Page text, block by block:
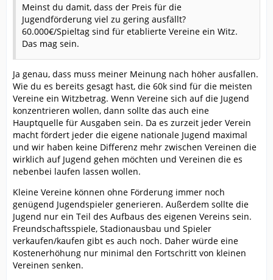
Meinst du damit, dass der Preis für die
Jugendförderung viel zu gering ausfällt?
60.000€/Spieltag sind für etablierte Vereine ein Witz.
Das mag sein.
Ja genau, dass muss meiner Meinung nach höher ausfallen.
Wie du es bereits gesagt hast, die 60k sind für die meisten
Vereine ein Witzbetrag. Wenn Vereine sich auf die Jugend
konzentrieren wollen, dann sollte das auch eine
Hauptquelle für Ausgaben sein. Da es zurzeit jeder Verein
macht fördert jeder die eigene nationale Jugend maximal
und wir haben keine Differenz mehr zwischen Vereinen die
wirklich auf Jugend gehen möchten und Vereinen die es
nebenbei laufen lassen wollen.
Kleine Vereine können ohne Förderung immer noch
genügend Jugendspieler generieren. Außerdem sollte die
Jugend nur ein Teil des Aufbaus des eigenen Vereins sein.
Freundschaftsspiele, Stadionausbau und Spieler
verkaufen/kaufen gibt es auch noch. Daher würde eine
Kostenerhöhung nur minimal den Fortschritt von kleinen
Vereinen senken.